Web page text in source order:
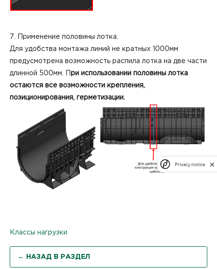
7. Применение половины лотка.
Для удобства монтажа линий не кратных 1000мм
предусмотрена возможность распила лотка на две части
длинной 500мм. П ри использовании половины лотка
остаются все возможности крепления,
позиционирования, герметизации.
Классы нагрузки
← НАЗАД В РАЗДЕЛ
Privacy notice